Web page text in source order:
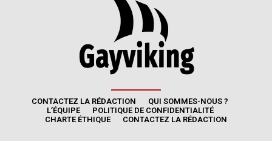
CONTACTEZ LA RÉDACTION
QUI SOMMES-NOUS ?
L’ÉQUIPE
POLITIQUE DE CONFIDENTIALITÉ
CHARTE ÉTHIQUE
CONTACTEZ LA RÉDACTION